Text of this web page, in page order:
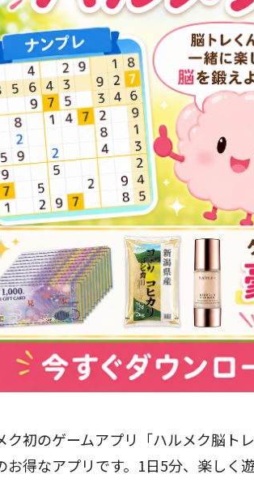
ク初のゲームアプリ「ハルメク脳ト
お得なアプリです。1日5分、楽しく